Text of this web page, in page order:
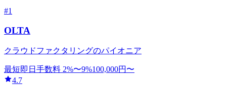
#1
OLTA
クラウドファクタリングのパイオニア
最短即日 手数料 2%〜9%100,000円〜
4.7